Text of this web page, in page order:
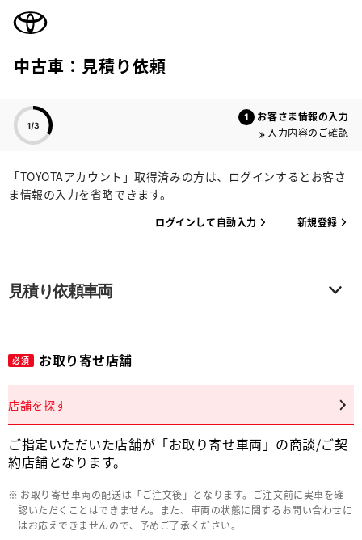
中古車：見積り依頼
お客さま情報の入力
入力内容のご確認
「TOYOTAアカウント」取得済みの方は、ログインするとお客さ
ま情報の入力を省略できます。
ログインして自動入力 新規登録
見積り依頼車両
必須 お取り寄せ店舗
店舗を探す
ご指定いただいた店舗が「お取り寄せ車両」の商談/ご契
約店舗となります。
お取り寄せ車両の配送は「ご注文後」となります。ご注文前に実車を確
認いただくことはできません。また、車両の状態に関するお問い合わせに
はお応えできませんので、予めご了承ください。